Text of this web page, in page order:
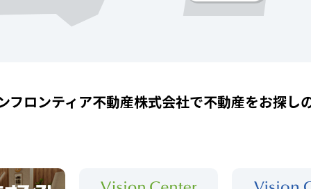
フロンティア不動産株式会社で不動産をお探し